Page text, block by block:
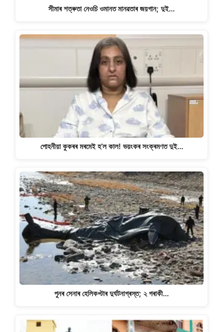
সীমাৰ শত্ৰুতা নেওচি ওমানত মানৱতাৰ জয়গান; দুই…
পোহনীয়া কুকৰৰ মৰমেই হ’ল কাল! ভয়ংকৰ সংক্ৰমণত দুই…
পুনৰ সেনাৰ হেলিকপ্টাৰ দুৰ্ঘটনাগ্ৰস্ত; ২ গৰাকী…